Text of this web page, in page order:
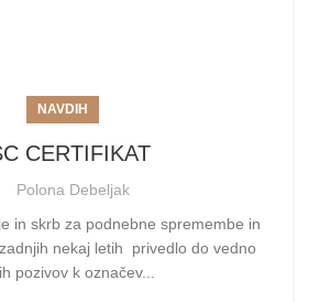
NAVDIH
CERTIFIKAT
Polona Debeljak
in skrb za podnebne spremembe in
nekaj letih privedlo do vedno
pozivov k označev...